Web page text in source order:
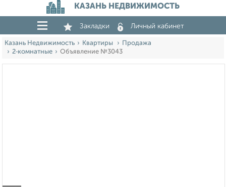
КАЗАНЬ НЕДВИЖИМОСТЬ
Закладки Личный кабинет
Казань Недвижимость Квартиры
Продажа
2‑комнатные
Объявление №3043